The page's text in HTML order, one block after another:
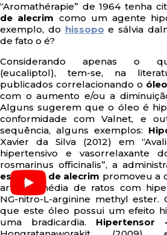
“Aromathérapie” de 1964 tenha
de alecrim como um agente
exemplo, do hissopo e sálvia
de fato o é?
Considerando apenas o
(eucaliptol), tem-se, na
publicados correlacionando o
com o aumento e/ou a
Alguns sugerem que o óleo é
conformidade com Valnet, e
sequência, alguns exemplos:
Xavier da Silva (2012) em
hipertensivo e vasorrelaxante
rosmarinus officinalis”, a
essencial de alecrim promoveu a
arterial média de ratos com
NG-nitro-L-arginine methyl ester.
que este óleo possui um efeito
uma bradicardia. Hipertensor